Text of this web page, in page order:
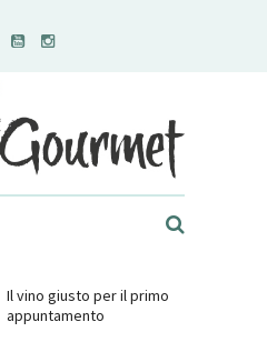
Il vino giusto per il primo
appuntamento